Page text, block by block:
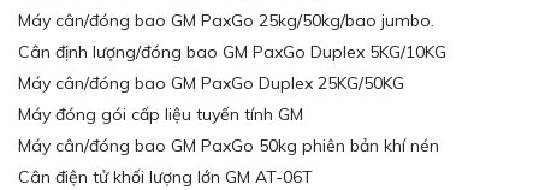
Máy cân/đóng bao GM PaxGo 25kg/50kg/bao jumbo.
Cân định lượng/đóng bao GM PaxGo Duplex 5KG/10KG
Máy cân/đóng bao GM PaxGo Duplex 25KG/50KG
Máy đóng gói cấp liệu tuyến tính GM
Máy cân/đóng bao GM PaxGo 50kg phiên bản khí nén
Cân điện tử khối lượng lớn GM AT-06T